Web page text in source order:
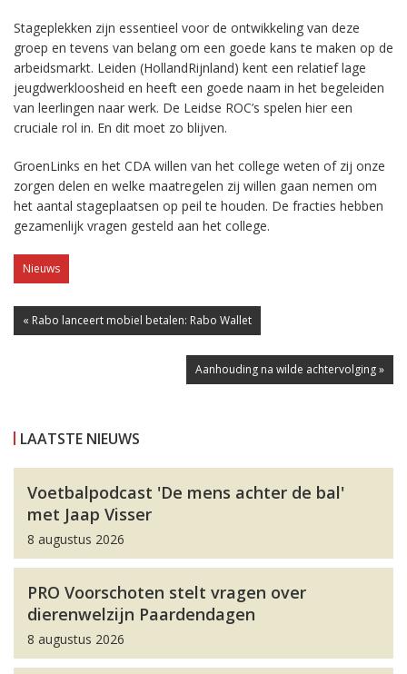
Stageplekken zijn essentieel voor de ontwikkeling van deze
groep en tevens van belang om een goede kans te maken op de
arbeidsmarkt. Leiden (HollandRijnland) kent een relatief lage
jeugdwerkloosheid en heeft een goede naam in het begeleiden
van leerlingen naar werk. De Leidse ROC’s spelen hier een
cruciale rol in. En dit moet zo blijven.
GroenLinks en het CDA willen van het college weten of zij onze
zorgen delen en welke maatregelen zij willen gaan nemen om
het aantal stageplaatsen op peil te houden. De fracties hebben
gezamenlijk vragen gesteld aan het college.
Nieuws
« Rabo lanceert mobiel betalen: Rabo Wallet
Aanhouding na wilde achtervolging »
LAATSTE NIEUWS
Voetbalpodcast 'De mens achter de bal'
met Jaap Visser
8 augustus 2026
PRO Voorschoten stelt vragen over
dierenwelzijn Paardendagen
8 augustus 2026